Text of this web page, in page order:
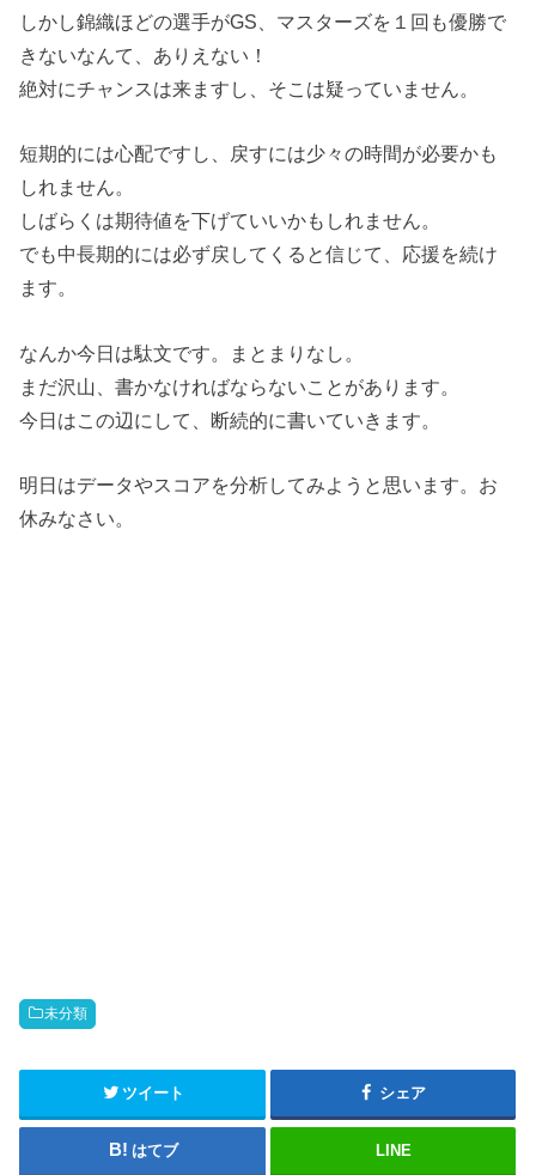
しかし錦織ほどの選手がGS、マスターズを１回も優勝で
きないなんて、ありえない！
絶対にチャンスは来ますし、そこは疑っていません。
短期的には心配ですし、戻すには少々の時間が必要かも
しれません。
しばらくは期待値を下げていいかもしれません。
でも中長期的には必ず戻してくると信じて、応援を続け
ます。
なんか今日は駄文です。まとまりなし。
まだ沢山、書かなければならないことがあります。
今日はこの辺にして、断続的に書いていきます。
明日はデータやスコアを分析してみようと思います。お
休みなさい。
未分類
ツイート シェア
はてブ LINE